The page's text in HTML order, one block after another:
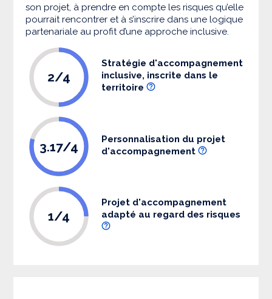
son projet, à prendre en compte les risques qu’elle
pourrait rencontrer et à s’inscrire dans une logique
partenariale au profit d’une approche inclusive.
2/4
Stratégie d'accompagnement
inclusive, inscrite dans le
territoire
3.17/4
Personnalisation du projet
d'accompagnement
1/4
Projet d'accompagnement
adapté au regard des risques